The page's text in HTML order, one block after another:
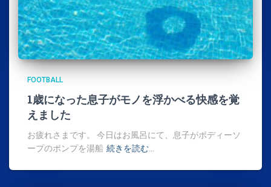
FOOTBALL
1歳になった息子がモノを浮かべる快感を覚
えました
お疲れさまです。 今日はお風呂にて、息子がボディーソ
ープのポンプを湯船 続きを読む…